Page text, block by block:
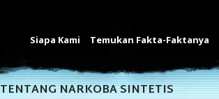
Siapa Kami Temukan Fakta-Faktanya
NARKOBA SINTETIS